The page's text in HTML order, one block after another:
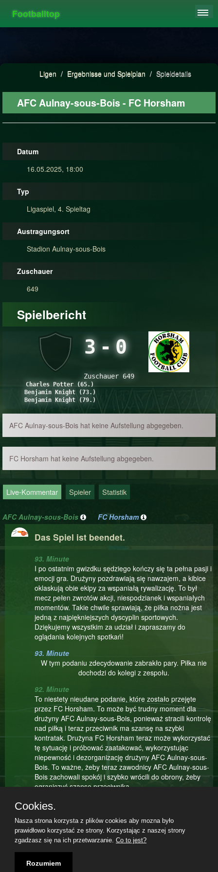
Footballtop
HIGHSCORE
Ligen / Ergebnisse und Spielplan / Spieldetails
AFC Aulnay-sous-Bois - FC Horsham
Datum
16.05.2025, 18:00
Typ
Ligaspiel, 4. Spieltag
Austragungsort
Stadion Aulnay-sous-Bois
Zuschauer
649
Spielbericht
3 - 0
Zuschauer 649
Charles Potter (65.)
Benjamin Knight (73.)
Benjamin Knight (79.)
AFC Aulnay-sous-Bois hat keine Aufstellung abgegeben.
FC Horsham hat keine Aufstellung abgegeben.
Live-Kommentar Spieler Statistik
AFC Aulnay-sous-Bois FC Horsham
Das Spiel ist beendet.
93. Minute
I po ostatnim gwizdku sędziego kończy się ta pełna pasji i
emocji gra. Drużyny pozdrawiają się nawzajem, a kibice
oklaskują obie ekipy za wspaniałą rywalizację. To był
mecz pełen zwrotów akcji, niespodzianek i wspaniałych
momentów. Takie chwile sprawiają, że piłka nożna jest
jedną z najpiękniejszych dyscyplin sportowych.
Dziękujemy wszystkim za udział i zapraszamy do
oglądania kolejnych spotkań!
93. Minute
W tym podaniu zdecydowanie zabrakło pary. Piłka nie
dochodzi do kolegi z zespołu.
92. Minute
To niestety nieudane podanie, które zostało przejęte
przez FC Horsham. To może być trudny moment dla
drużyny AFC Aulnay-sous-Bois, ponieważ stracili kontrolę
nad piłką i teraz przeciwnik ma szansę na szybki
kontratak. Drużyna FC Horsham teraz może wykorzystać
tę sytuację i próbować zaatakować, wykorzystując
niepewność i dezorganizację drużyny AFC Aulnay-sous-
Bois. To ważne, żeby teraz zawodnicy AFC Aulnay-sous-
Bois zachowali spokój i szybko wrócili do obrony, żeby
ograniczyć szanse przeciwnika.
91. Minute
Wygląda na to, że Juliusz Falibóg dośrodkował tak źle, że
nawet nie wiemy, jak to skomentować. To może być
powód frustracji dla zawodników drużyny FC Horsham,
którzy oczekiwali lepszego podania, aby móc skutecznie
zaatakować bramkę przeciwnika. Prawdopodobnie
Juliusz Falibóg miał na myśli podanie piłki w sposób,
Cookies.
Nasza strona korzysta z plików cookies aby mozna było
prawidłowo korzystać ze strony. Korzystając z naszej strony
zgadzasz się na ich przetwarzanie. Co to jest?
Rozumiem